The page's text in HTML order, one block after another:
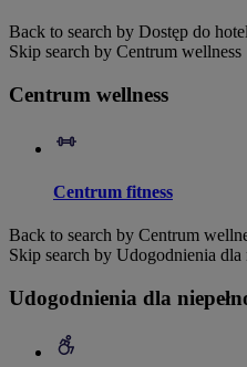
Back to search by Dostęp do
Skip search by Centrum wellness
Centrum wellness
Centrum fitness
Back to search by Centrum
Skip search by Udogodnienia dla
Udogodnienia dla